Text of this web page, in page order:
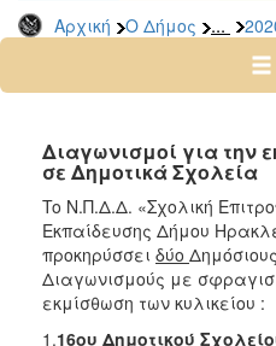
Αρχική Ο Δήμος ...
Αρχείο
2025
2023
2022
2021
2020
2019
Διαγωνισμοί για την
σε Δημοτικά Σχολεία
To Ν.Π.Δ.Δ. «Σχολική
Εκπαίδευσης Δήμου
προκηρύσσει δύο
Διαγωνισμούς με
εκμίσθωση των κυλικείου :
1.16ου Δημοτικού